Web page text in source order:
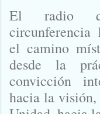
El radio
circunferencia
el camino
desde la
convicción
hacia la